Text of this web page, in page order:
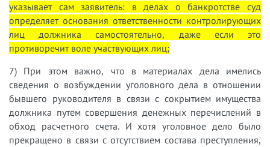
указывает сам заявитель: в делах о банкротстве суд
определяет основания ответственности контролирующих
лиц должника самостоятельно, даже если это
противоречит воле участвующих лиц;
7) При этом важно, что в материалах дела имелись
сведения о возбуждении уголовного дела в отношении
бывшего руководителя в связи с сокрытием имущества
должника путем совершения денежных перечислений в
обход расчетного счета. И хотя уголовное дело было
прекращено в связи с отсутствием состава преступления,